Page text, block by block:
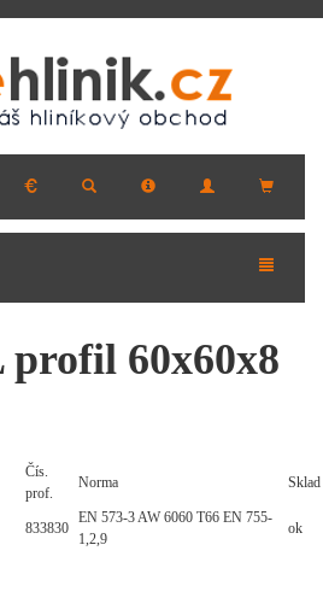
60x60x8
Čís.
prof.
Norma Sklad
833830
EN 573-3 AW 6060 T66 EN 755-
1,2,9
ok